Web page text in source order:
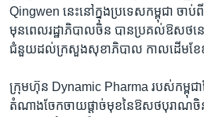
Qingwen នេះ​នៅក្នុង​ប្រទេស​កម្ពុជា ​ចាប់
មុន​ពេល​រដ្ឋាភិបាល​ចិន​ បាន​ប្រគល់ឱសថ​ន
ជំនួយ​ដល់​ក្រសួង​សុខាភិបាល ​កាល​ដើម​ខែ​
ក្រុមហ៊ុន ​Dynamic Pharma​ របស់​កម្ពុជា​
តំណាង​ចែក​ចាយ​ផ្ដាច់​មុខនៃ​ឱសថ​បុរាណ​ចិ